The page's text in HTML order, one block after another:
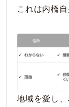
これは内橋
地域を愛し